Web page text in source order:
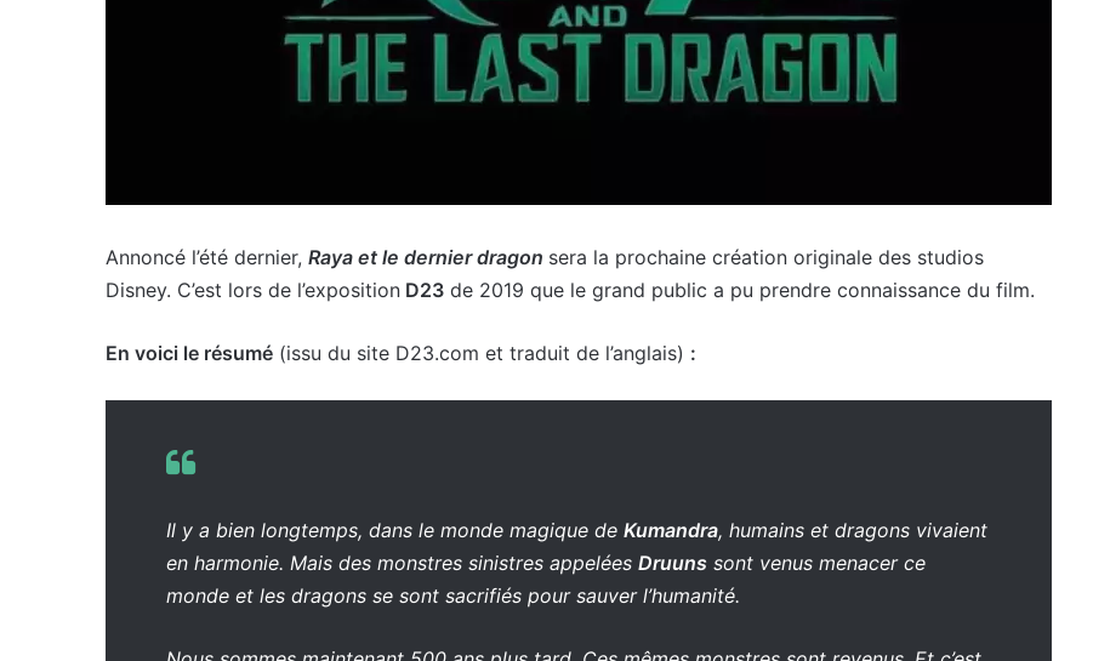
Annoncé l’été dernier, Raya et le dernier dragon sera la prochaine création originale des studios
Disney. C’est lors de l’exposition D23 de 2019 que le grand public a pu prendre connaissance du film.
En voici le résumé (issu du site D23.com et traduit de l’anglais) :
Il y a bien longtemps, dans le monde magique de Kumandra, humains et dragons vivaient
en harmonie. Mais des monstres sinistres appelées Druuns sont venus menacer ce
monde et les dragons se sont sacrifiés pour sauver l’humanité.